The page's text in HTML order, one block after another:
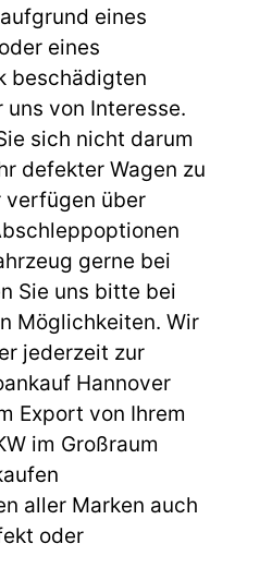
eines
eines
beschädigten
von Interesse.
sich nicht darum
defekter Wagen zu
verfügen über
gerne bei
Sie uns bitte bei
Möglichkeiten. Wir
jederzeit zur
Hannover
Export von Ihrem
im Großraum
aller Marken auch
oder